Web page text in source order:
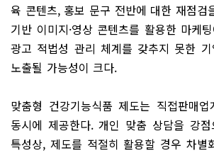
육 콘텐츠, 홍보 문구 전반에 대한 재점검
기반 이미지·영상 콘텐츠를 활용한 마케
광고 적법성 관리 체계를 갖추지 못한
노출될 가능성이 크다.
맞춤형 건강기능식품 제도는 직접판매
동시에 제공한다. 개인 맞춤 상담을 강
특성상, 제도를 적절히 활용할 경우 차별